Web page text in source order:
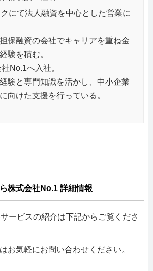
にて法人融資を中心とした営業に
保融資の会社でキャリアを重ね金
験を積む。
No.1へ入社。
験と専門知識を活かし、中小企業
向けた支援を行っている。
株式会社No.1 詳細情報
ービスの紹介は下記からご覧くださ
お気軽にお問い合わせください。